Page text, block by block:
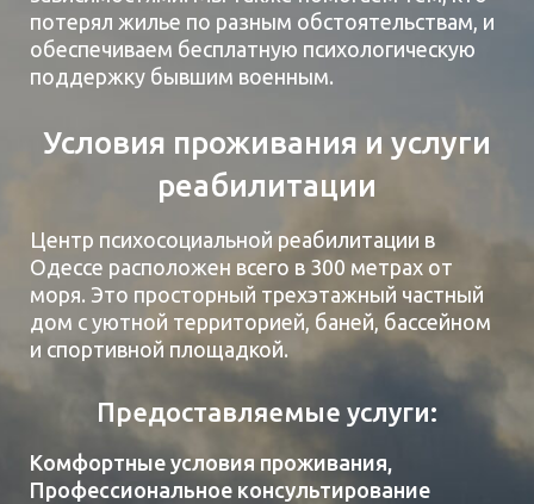
потерял жилье по разным обстоятельствам, и
обеспечиваем бесплатную психологическую
поддержку бывшим военным.
Условия проживания и услуги
реабилитации
Центр психосоциальной реабилитации в
Одессе расположен всего в 300 метрах от
моря. Это просторный трехэтажный частный
дом с уютной территорией, баней, бассейном
и спортивной площадкой.
Предоставляемые услуги:
Комфортные условия проживания,
Профессиональное консультирование